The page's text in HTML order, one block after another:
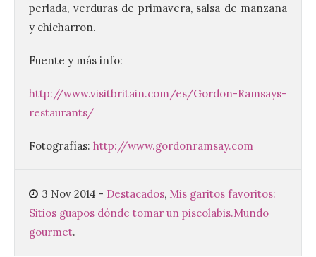
perlada, verduras de primavera, salsa de manzana
y chicharron.
Fuente y más info:
http://www.visitbritain.com/es/Gordon-Ramsays-
restaurants/
Fotografías: http://www.gordonramsay.com
3 Nov 2014 - Destacados, Mis garitos favoritos:
Sitios guapos dónde tomar un piscolabis.Mundo
gourmet.
Universitario de Música
(UPSA), premiará composiciones
inéditas, destinadas a coro, con un
premio de 3.000 euros. Las candidaturas
noviembre. La Universidad, a […]
Conceyu vuelve a exigir
un contingente
especializado y
profesional de bomberos